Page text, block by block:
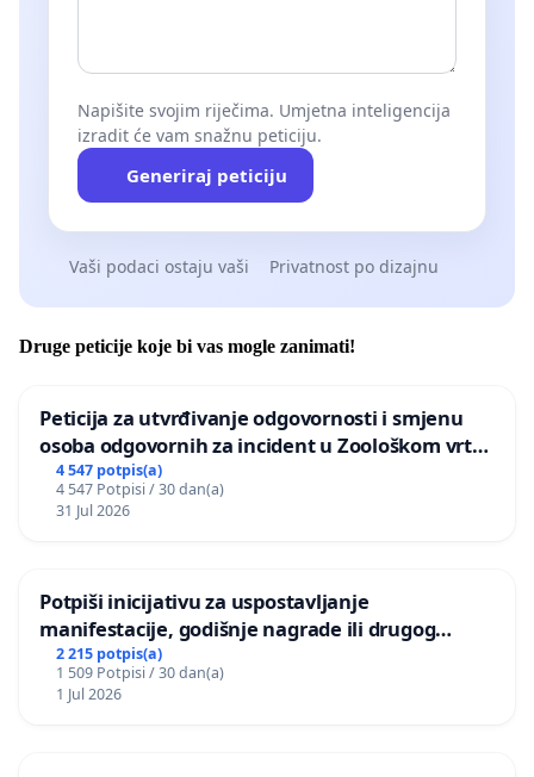
Napišite svojim riječima. Umjetna inteligencija
izradit će vam snažnu peticiju.
Generiraj peticiju
Vaši podaci ostaju vaši Privatnost po dizajnu
Druge peticije koje bi vas mogle zanimati!
Peticija za utvrđivanje odgovornosti i smjenu
osoba odgovornih za incident u Zoološkom vrtu
Grada Zagreba
4 547 potpis(a)
4 547 Potpisi / 30 dan(a)
31 Jul 2026
Potpiši inicijativu za uspostavljanje
manifestacije, godišnje nagrade ili drugog
javnog događaja „Edin Avdić“ u Sarajevu
2 215 potpis(a)
1 509 Potpisi / 30 dan(a)
1 Jul 2026